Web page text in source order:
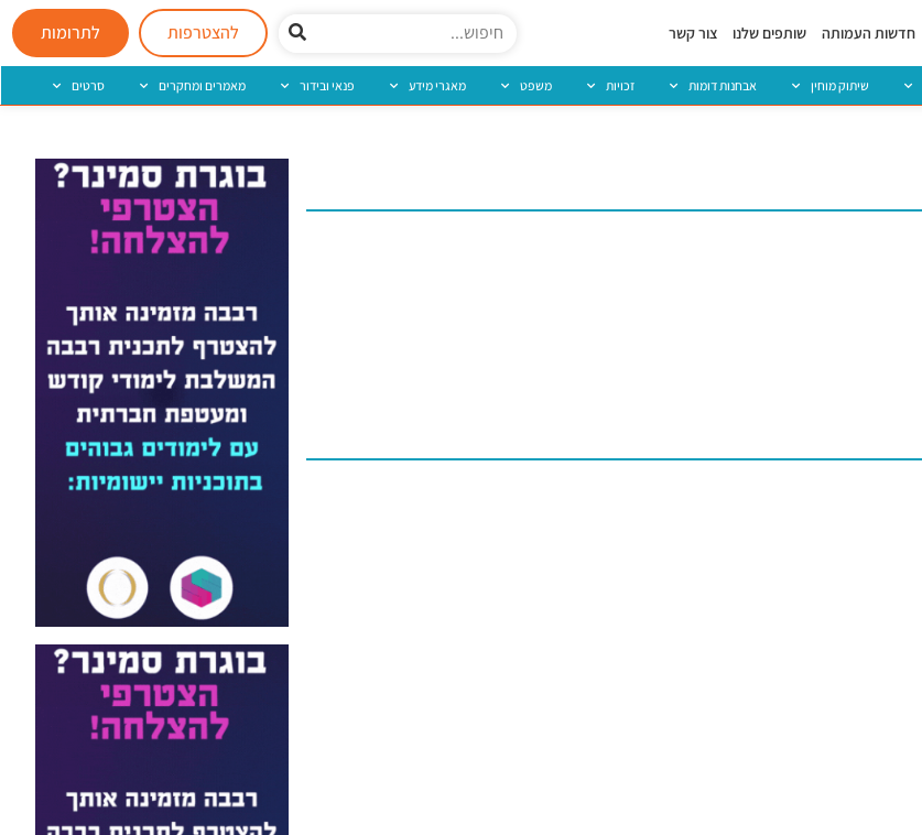
חדשות העמותה שותפים שלנו צור קשר להצטרפות לתרומות
שיתוק מוחין אבחנות דומות זכויות משפט מאגרי מידע פנאי ובידור מאמרים ומחקרים סרטים